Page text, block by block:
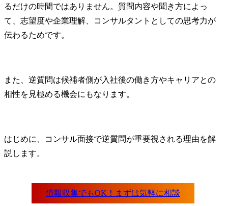
一定程度のガイドがある
状況において、プロジェ
クトの計画を作成し、プ
ロジェクト遂行時におい
作成していくことが期待
されます。
する業務
るだけの時間ではありません。質問内容や聞き方によっ
て、志望度や企業理解、コンサルタントとしての思考力が
伝わるためです。
また、逆質問は候補者側が入社後の働き方やキャリアとの
相性を見極める機会にもなります。
はじめに、コンサル面接で逆質問が重要視される理由を解
説します。